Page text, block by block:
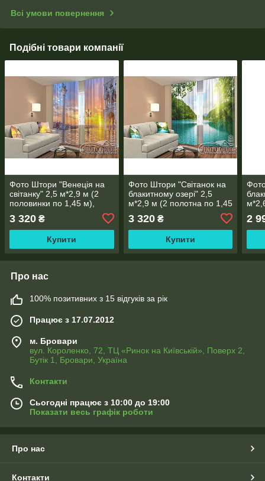
Всі умови повернення
Подібні товари компанії
Фото Штори "Венеція на
світанку" 2,5 м*2,9 м (2
половинки по 1,45 м),
3 320 ₴
Купити
Фото Штори "Світанок на
блакитному озері" 2,5
м*2,9 м (2 полотна по 1,45
3 320₴
Купити
2
Про нас
100% позитивних з 15 відгуків за рік
Працює з 17.07.2012
м. Бровари
вул. Короленко, 72, ТЦ «Ринок на Київській», Поверх 2,
Бутік 1, Бровари, Україна
Контакти
Сьогодні працює з 10:00 до 19:00
Показати весь графік роботи
Про нас
Контакти